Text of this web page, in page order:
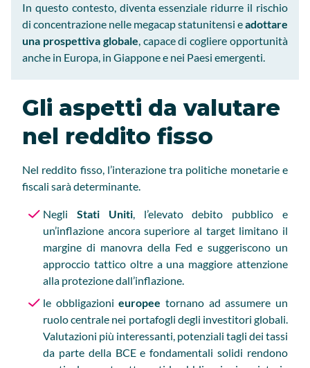
In questo contesto, diventa essenziale ridurre il rischio
di concentrazione nelle megacap statunitensi eadottare
una prospettiva globale, capace di cogliere opportunità
anche in Europa, in Giappone e nei Paesi emergenti.
Gli aspetti da valutare
nel reddito fisso
Nel reddito fisso, l’interazione tra politiche monetarie e
fiscali sarà determinante.
Negli Stati Uniti, l’elevato debito pubblico e
un’inflazione ancora superiore al target limitano il
margine di manovra della Fed e suggeriscono un
approccio tattico oltre a una maggiore attenzione
alla protezione dall’inflazione.
le obbligazionieuropee tornano ad assumere un
ruolo centrale nei portafogli degli investitori globali.
Valutazioni più interessanti, potenziali tagli dei tassi
da parte della BCE e fondamentali solidi rendono